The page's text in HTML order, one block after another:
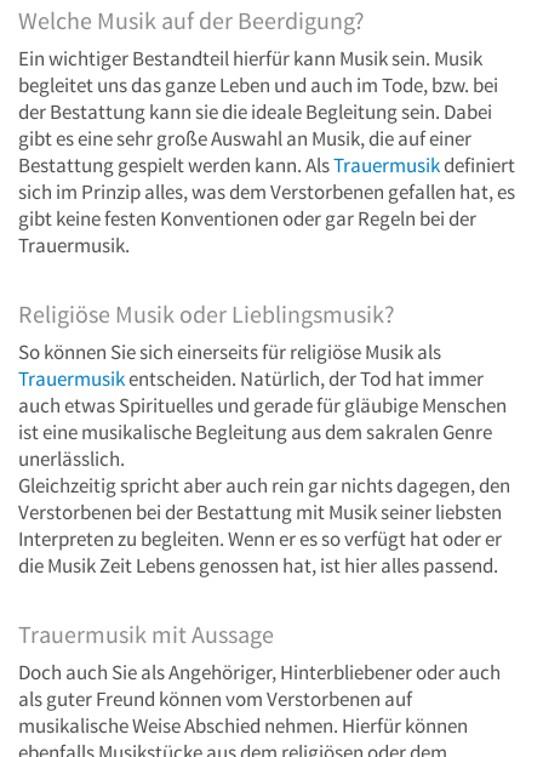
Welche Musik auf der Beerdigung?
Ein wichtiger Bestandteil hierfür kann Musik sein. Musik
begleitet uns das ganze Leben und auch im Tode, bzw. bei
der Bestattung kann sie die ideale Begleitung sein. Dabei
gibt es eine sehr große Auswahl an Musik, die auf einer
Bestattung gespielt werden kann. AlsTrauermusikdefiniert
sich im Prinzip alles, was dem Verstorbenen gefallen hat, es
gibt keine festen Konventionen oder gar Regeln bei der
Trauermusik.
Religiöse Musik oder Lieblingsmusik?
So können Sie sich einerseits für religiöse Musik als
Trauermusikentscheiden. Natürlich, der Tod hat immer
auch etwas Spirituelles und gerade für gläubige Menschen
ist eine musikalische Begleitung aus dem sakralen Genre
unerlässlich.
Gleichzeitig spricht aber auch rein gar nichts dagegen, den
Verstorbenen bei der Bestattung mit Musik seiner liebsten
Interpreten zu begleiten. Wenn er es so verfügt hat oder er
die Musik Zeit Lebens genossen hat, ist hier alles passend.
Trauermusik mit Aussage
Doch auch Sie als Angehöriger, Hinterbliebener oder auch
als guter Freund können vom Verstorbenen auf
musikalische Weise Abschied nehmen. Hierfür können